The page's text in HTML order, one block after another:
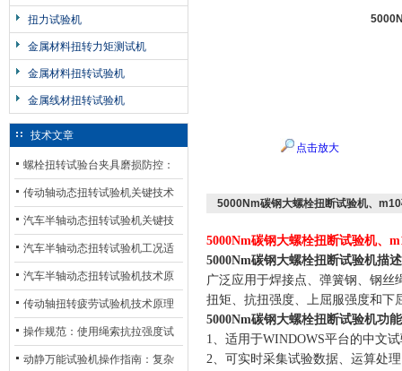
钻杆扭转试验台选型指南：从额定扭矩到加载频率的工况适配
2026-07-23
扭力试验机
金属材料扭转力矩测试机
金属材料扭转试验机
金属线材扭转试验机
技术文章
螺栓扭转试验台夹具磨损防控：
材质选型与表面处理的耐用性优
化
传动轴动态扭转试验机关键技术
及产业落地应用
汽车半轴动态扭转试验机关键技
术及产业落地应用
汽车半轴动态扭转试验机工况适
配与质控应用探析
汽车半轴动态扭转试验机技术原
理与行业应用
传动轴扭转疲劳试验机技术原理
与行业应用
操作规范：使用绳索抗拉强度试
验机的完整测试步骤
动静万能试验机操作指南：复杂
点击放大
5000Nm碳钢大螺栓扭断试验机、
5000Nm碳钢大螺栓扭断试验机、
5000Nm碳钢大螺栓扭断试验机描述
广泛应用于焊接点、弹簧钢、钢丝
扭矩、抗扭强度、上屈服强度和下
5000Nm碳钢大螺栓扭断试验机功
1、适用于WINDOWS平台的中文
2、可实时采集试验数据、运算处